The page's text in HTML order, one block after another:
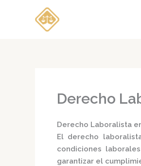
Derecho
Derecho Laboralista
El derecho
condiciones
garantizar el